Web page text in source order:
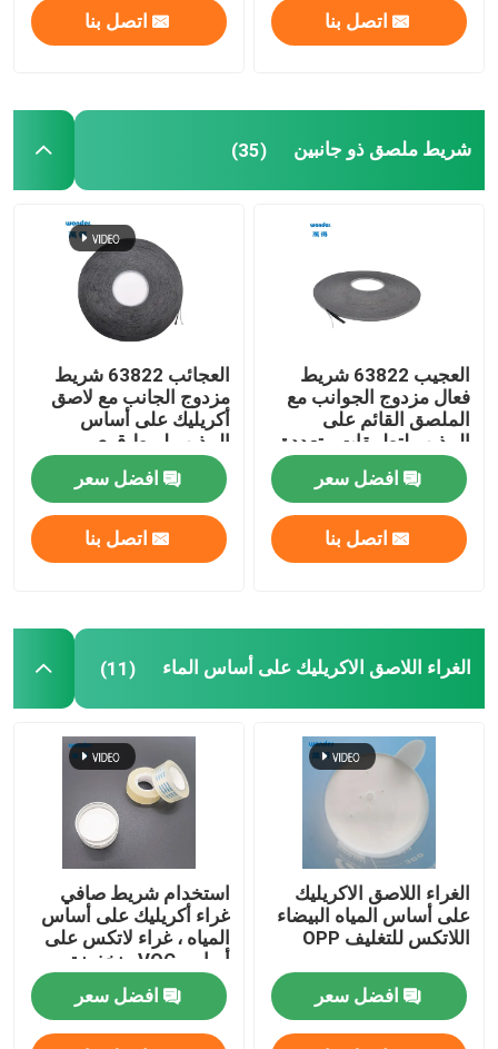
اتصل بنا اتصل بنا
شريط ملصق ذو جانبين (35)
العجيب 63822 شريط
فعال مزدوج الجوانب مع
الملصق القائم على
المذيب لتطبيقات متعددة
الأطراف
افضل سعر
اتصل بنا
العجائب 63822 شريط
مزدوج الجانب مع لاصق
أكريليك على أساس
المذيب لربط قوي
افضل سعر
اتصل بنا
الغراء اللاصق الاكريليك على أساس الماء (11)
الغراء اللاصق الاكريليك
على أساس المياه البيضاء
اللاتكس للتغليف OPP
افضل سعر
استخدام شريط صافي
غراء أكريليك على أساس
المياه ، غراء لاتكس على
أساس VOC منخفضة
افضل سعر